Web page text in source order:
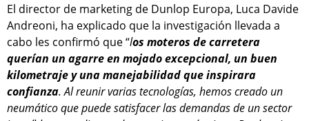
El director de marketing de Dunlop Europa, Luca Davide
Andreoni, ha explicado que la investigación llevada a
cabo les confirmó que “los moteros de carretera
querían un agarre en mojado excepcional, un buen
kilometraje y una manejabilidad que inspirara
confianza. Al reunir varias tecnologías, hemos creado un
neumático que puede satisfacer las demandas de un sector